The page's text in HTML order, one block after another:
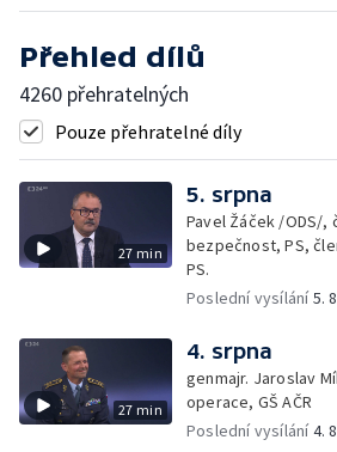
Přehled dílů
4260 přehratelných
Pouze přehratelné díly
27 min
5. srpna
Pavel Žáček /ODS/,
bezpečnost, PS,
PS.
Poslední vysílání5.
27 min
4. srpna
genmajr. Jaroslav
operace, GŠ AČR
Poslední vysílání4.